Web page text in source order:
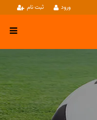
ثبت نام ورود